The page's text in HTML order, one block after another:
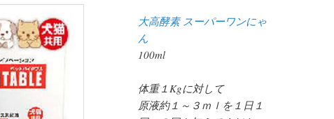
大高酵素 スーパーワンにゃ
ん
100ml
体重１Kgに対して
原液約１～３ｍｌを１日１